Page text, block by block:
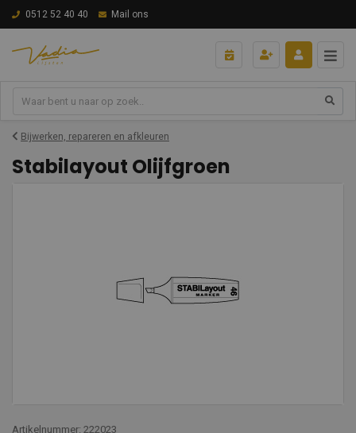
0512 52 40 40 Mail ons
Bijwerken, repareren en afkleuren
Stabilayout Olijfgroen
Artikelnummer: 222023